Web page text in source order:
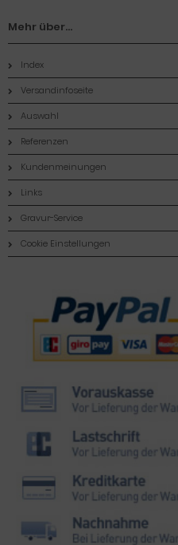
Mehr über...
Index
Versandinfoseite
Auswahl
Referenzen
Kundenmeinungen
Links
Gravur-Service
Cookie Einstellungen
Zahlungsmethoden